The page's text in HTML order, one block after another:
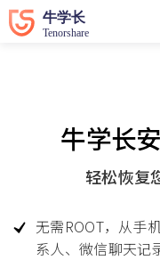
牛学长
轻松恢复
无需ROOT，从手
系人、微信聊天记